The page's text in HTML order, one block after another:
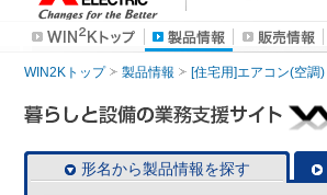
WIN2Kトップ 製品情報 [住宅用]エアコン(空調
形名から製品情報を探す